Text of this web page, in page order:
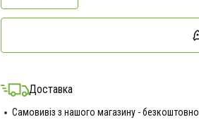
Доставка
Самовивіз з нашого магазину - безкоштовно.